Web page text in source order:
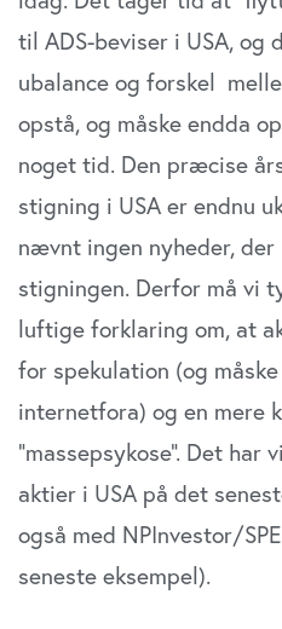
til ADS-beviser i USA, og
ubalance og forskel
opstå, og måske endda
noget tid. Den præcise
stigning i USA er endnu
nævnt ingen nyheder, der
stigningen. Derfor må vi
luftige forklaring om, at
for spekulation (og
internetfora) og en mere
“massepsykose”. Det har
aktier i USA på det
også med NPInvestor/
seneste eksempel).